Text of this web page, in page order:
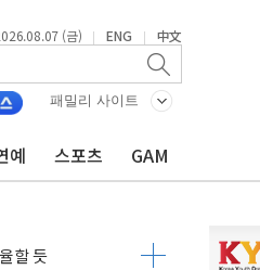
(금) | ENG | 中文
패밀리 사이트
예 스포츠 GAM
"